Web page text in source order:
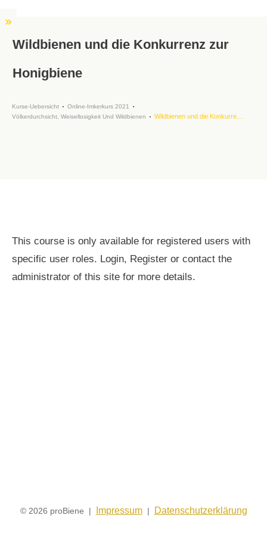
Wildbienen und die Konkurrenz zur
Honigbiene
Kurse-Uebersicht
Online-Imkerkurs 2021
Völkerdurchsicht, Weisellosigkeit Und Wildbienen
This course is only available for registered users with
specific user roles. Login, Register or contact the
administrator of this site for more details.
© 2026 proBiene | Impressum| Datenschutzerklärung